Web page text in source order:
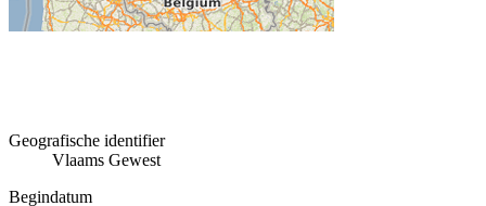
Geografische identifier
Vlaams Gewest
Begindatum